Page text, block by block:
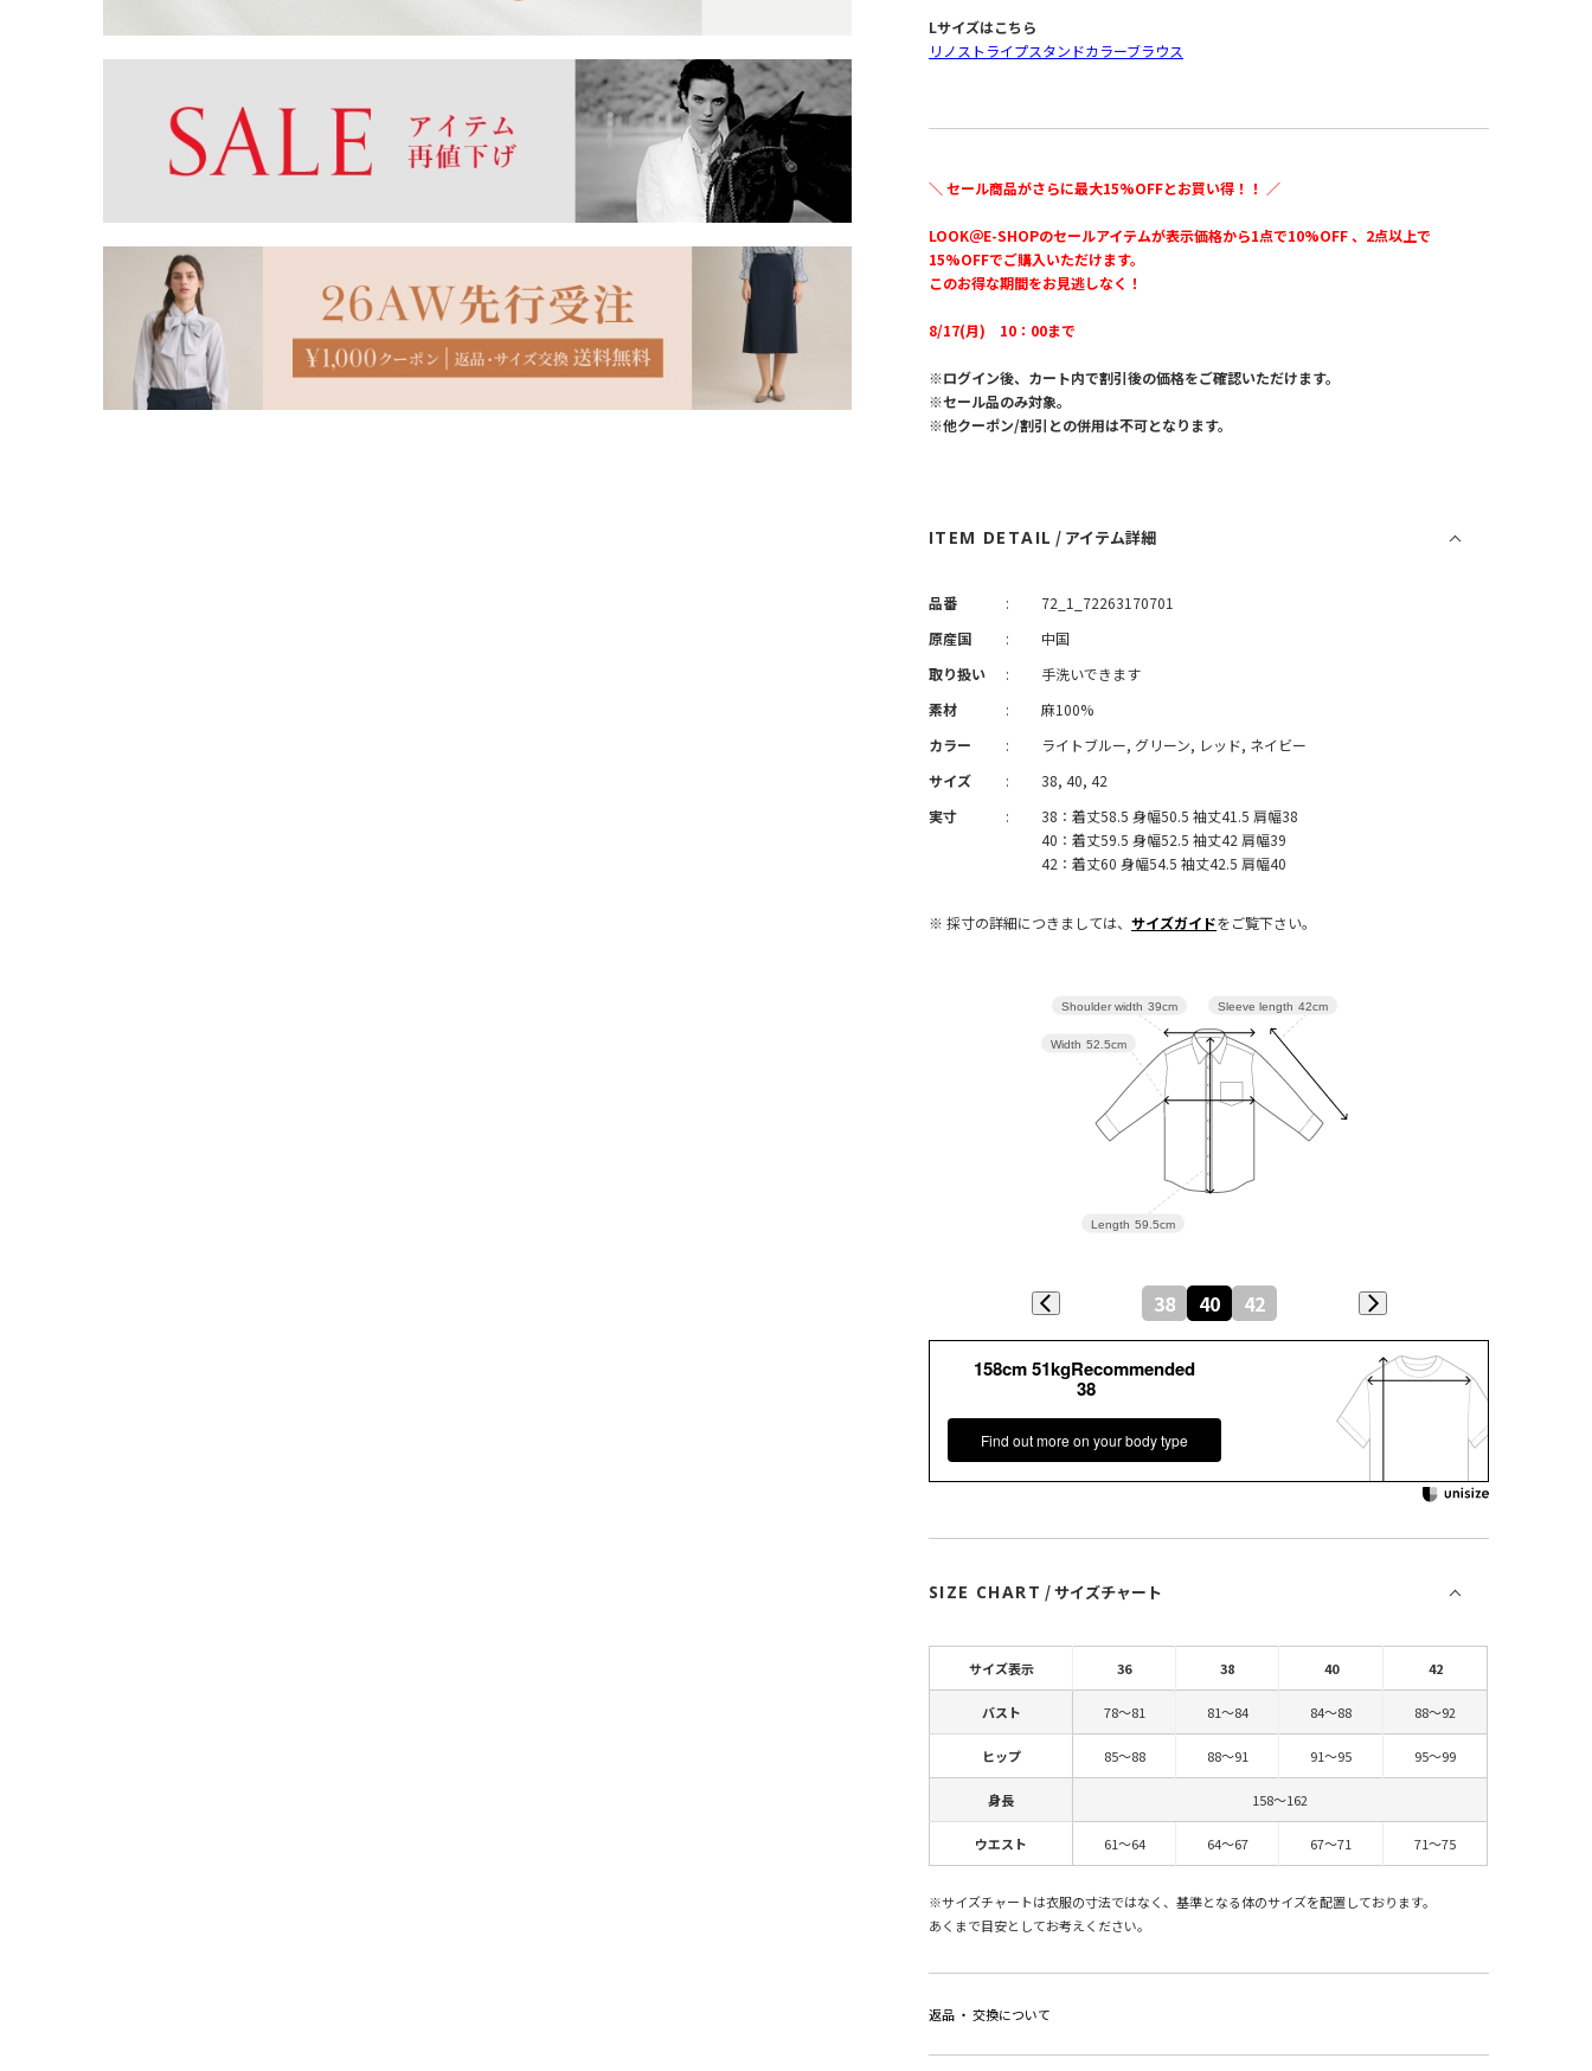
Lサイズはこちら
リノストライプスタンドカラーブラウス
＼ セール商品がさらに最大15%OFFとお買い得！！ ／
LOOK＠E-SHOPのセールアイテムが表示価格から1点で10%OFF 、2点以上で
15%OFFでご購入いただけます。
このお得な期間をお見逃しなく！
8/17(月) 10：00まで
※ログイン後、カート内で割引後の価格をご確認いただけます。
※セール品のみ対象。
※他クーポン/割引との併用は不可となります。
ITEM DETAIL / アイテム詳細
品番 :
72_1_72263170701
原産国
:
中国
取り扱い
:
手洗いできます
素材
:
麻100%
カラー
:
ライトブルー, グリーン, レッド, ネイビー
サイズ
:
38, 40, 42
実寸
:
38：着丈58.5 身幅50.5 袖丈41.5 肩幅38
40：着丈59.5 身幅52.5 袖丈42 肩幅39
42：着丈60 身幅54.5 袖丈42.5 肩幅40
※ 採寸の詳細につきましては、サイズガイドをご覧下さい。
Sleeve length 42cm
Length 59.5cm
Width 52.5cm
Shoulder width 39cm
38 40 42
158cm 51kgRecommended
38
Find out more on your body type
SIZE CHART / サイズチャート
サイズ表示 36 38 40 42
バスト 78～81 81～84 84～88 88～92
ヒップ 85～88 88～91 91～95 95～99
身長 158～162
ウエスト 61～64 64～67 67～71 71～75
※サイズチャートは衣服の寸法ではなく、基準となる体のサイズを配置しております。
あくまで目安としてお考えください。
返品 ・ 交換について